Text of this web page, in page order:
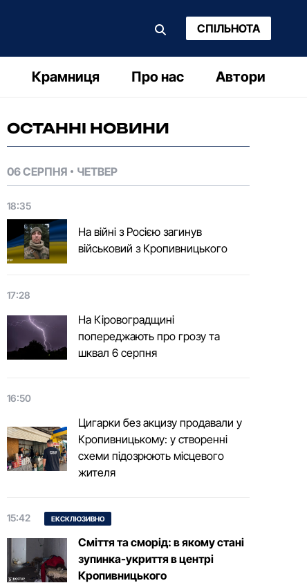
СПІЛЬНОТА
Крамниця Про нас Автори
ОСТАННІ НОВИНИ
06 СЕРПНЯ ЧЕТВЕР
18:35
На війні з Росією загинув
військовий з Кропивницького
17:28
На Кіровоградщині
попереджають про грозу та
шквал 6 серпня
16:50
Цигарки без акцизу продавали у
Кропивницькому: у створенні
схеми підозрюють місцевого
жителя
15:42 ЕКСКЛЮЗИВНО
Сміття та сморід: в якому стані
зупинка-укриття в центрі
Кропивницького